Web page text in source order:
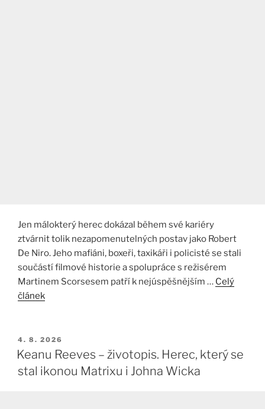
Jen málokterý herec dokázal během své kariéry
ztvárnit tolik nezapomenutelných postav jako Robert
De Niro. Jeho mafiáni, boxeři, taxikáři i policisté se stali
součástí filmové historie a spolupráce s režisérem
Martinem Scorsesem patří k nejúspěšnějším … Celý
článek
PUBLIKOVÁNO
4. 8. 2026
Keanu Reeves – životopis. Herec, který se
stal ikonou Matrixu i Johna Wicka